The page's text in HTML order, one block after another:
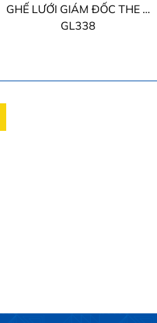
GHẾ LƯỚI GIÁM ĐỐC THE ONE
GL338